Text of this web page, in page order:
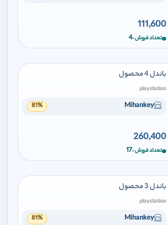
111,600
تعداد فروش 4
باندل 4 محصول
playstation
Mihankey
81%
260,400
تعداد فروش 17
باندل 3 محصول
playstation
Mihankey
81%